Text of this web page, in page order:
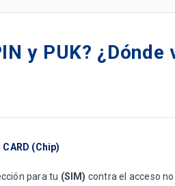
y PUK? ¿Dónde
(Chip)
para tu (SIM) contra el acceso